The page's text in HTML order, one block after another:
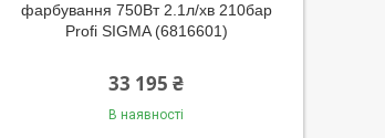
фарбування 750Вт 2.1л/хв 210бар
Profi SIGMA (6816601)
33 195 ₴
В наявності